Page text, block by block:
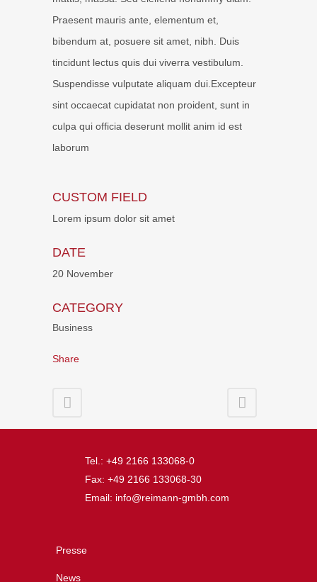
Praesent mauris ante, elementum et,
bibendum at, posuere sit amet, nibh. Duis
tincidunt lectus quis dui viverra vestibulum.
Suspendisse vulputate aliquam dui.Excepteur
sint occaecat cupidatat non proident, sunt in
culpa qui officia deserunt mollit anim id est
laborum
CUSTOM FIELD
Lorem ipsum dolor sit amet
DATE
20 November
CATEGORY
Business
Share
Tel.: +49 2166 133068-0
Fax: +49 2166 133068-30
Email: info@reimann-gmbh.com
Presse
News